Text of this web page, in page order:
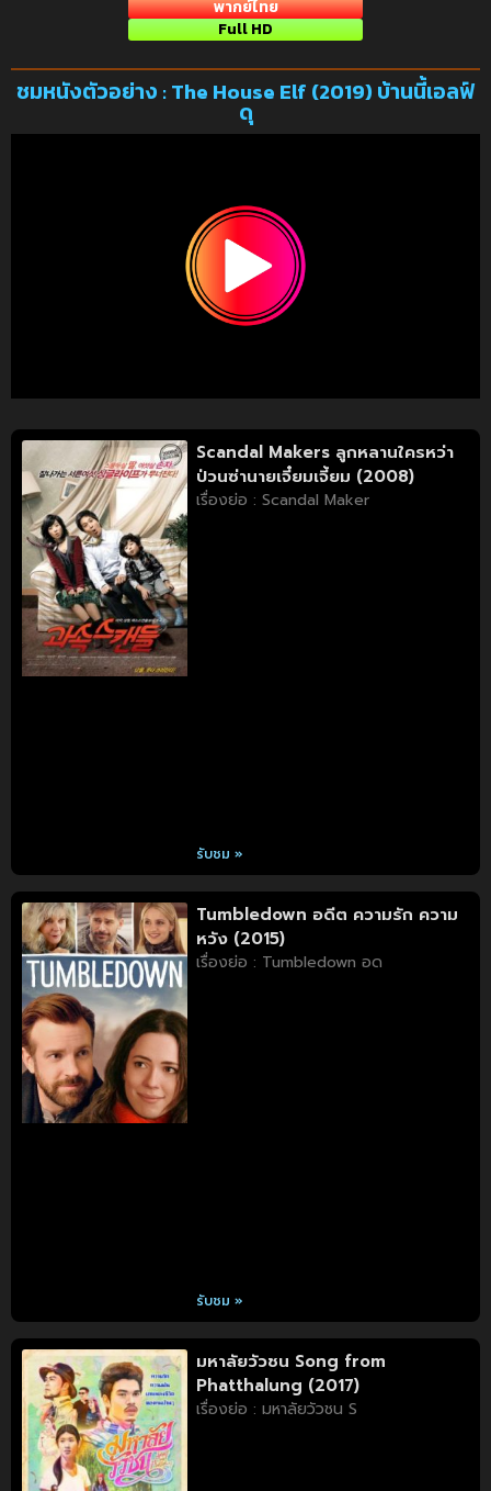
พากย์ไทย
Full HD
ชมหนังตัวอย่าง : The House Elf (2019) บ้านนี้เอลฟ์
ดุ
Scandal Makers ลูกหลานใครหว่า
ป่วนซ่านายเจี๋ยมเจี้ยม (2008)
เรื่องย่อ : Scandal Maker
รับชม »
Tumbledown อดีต ความรัก ความ
หวัง (2015)
เรื่องย่อ : Tumbledown อด
รับชม »
มหาลัยวัวชน Song from
Phatthalung (2017)
เรื่องย่อ : มหาลัยวัวชน S